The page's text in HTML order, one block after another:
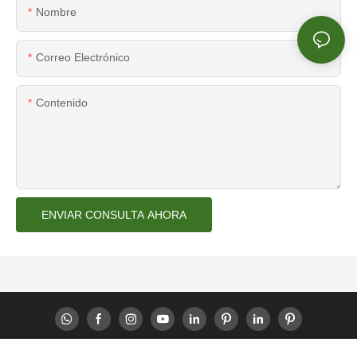
Nombre
Correo Electrónico
Contenido
ENVIAR CONSULTA AHORA